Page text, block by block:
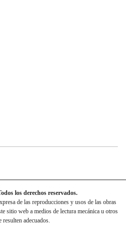
los derechos reservados.
de las reproducciones y usos de las obras
sitio web a medios de lectura mecánica u otros
resulten adecuados.